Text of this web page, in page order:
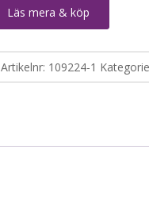
Läs mera & köp
Artikelnr: 109224-1